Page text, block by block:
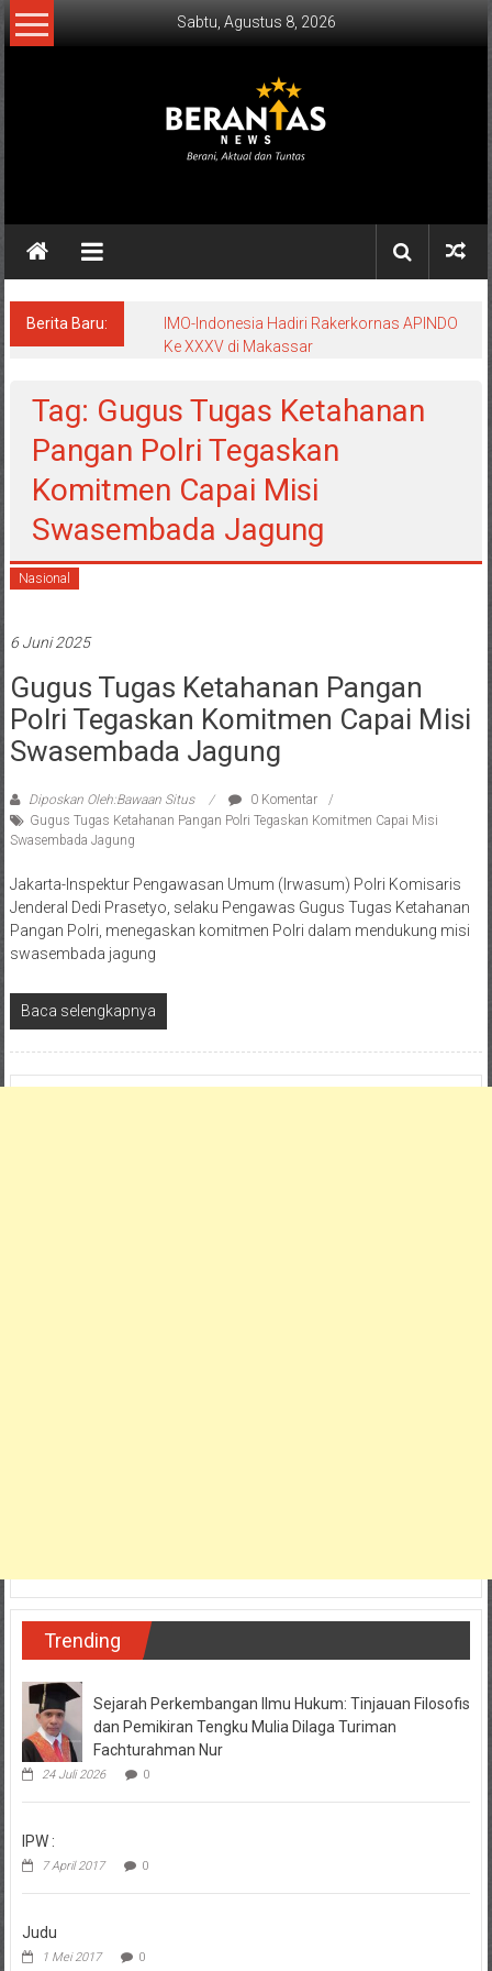
Lompat
ke
Sabtu, Agustus 8, 2026
NEWS
Aktual
Tuntas.
Berita Baru:
IMO-Indonesia Hadiri Rakerkornas APINDO
Ke XXXV di Makassar
Tag: Gugus Tugas Ketahanan
Pangan Polri Tegaskan
Komitmen Capai Misi
Swasembada Jagung
Nasional
6 Juni 2025
Gugus Tugas Ketahanan Pangan
Polri Tegaskan Komitmen Capai Misi
Swasembada Jagung
Diposkan Oleh:Bawaan Situs
0 Komentar
Gugus Tugas Ketahanan Pangan Polri Tegaskan Komitmen Capai Misi
Swasembada Jagung
Jakarta-Inspektur Pengawasan Umum (Irwasum) Polri Komisaris
Jenderal Dedi Prasetyo, selaku Pengawas Gugus Tugas Ketahanan
Pangan Polri, menegaskan komitmen Polri dalam mendukung misi
swasembada jagung
Baca selengkapnya
Trending
Sejarah Perkembangan Ilmu Hukum: Tinjauan Filosofis
dan Pemikiran Tengku Mulia Dilaga Turiman
Fachturahman Nur
24 Juli 2026 0
IPW :
7 April 2017 0
Judu
1 Mei 2017 0